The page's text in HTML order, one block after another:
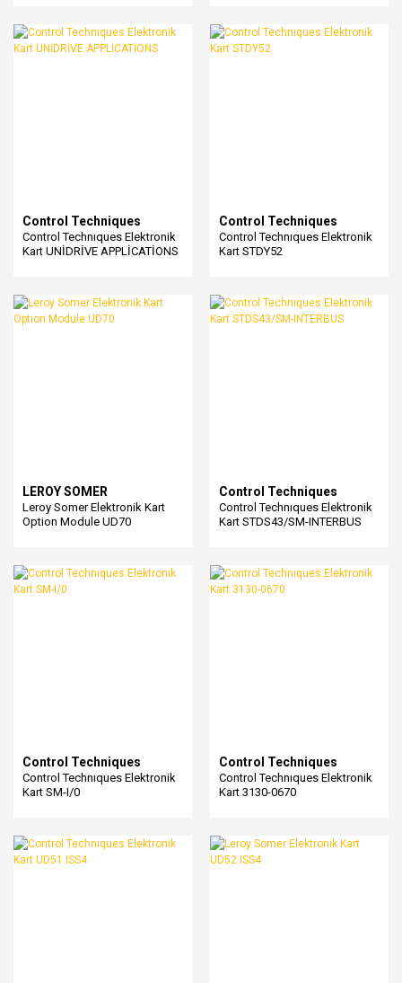
Control Techniques
Control Technıques Elektronik
Kart UNİDRİVE APPLİCATİONS
Control Techniques
Control Technıques Elektronik
Kart STDY52
LEROY SOMER
Leroy Somer Elektronik Kart
Option Module UD70
Control Techniques
Control Technıques Elektronik
Kart STDS43/SM-INTERBUS
Control Techniques
Control Technıques Elektronik
Kart SM-I/0
Control Techniques
Control Technıques Elektronik
Kart 3130-0670